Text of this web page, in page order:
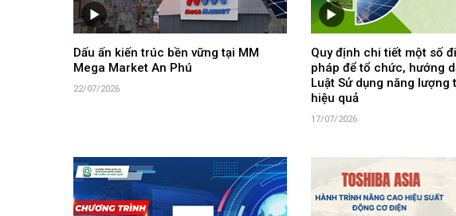
Dấu ấn kiến trúc bền vững tại MM
Mega Market An Phú
22/07/2026
Quy định chi tiết một số
pháp để tổ chức, hướng
Luật Sử dụng năng lượng
hiệu quả
17/07/2026